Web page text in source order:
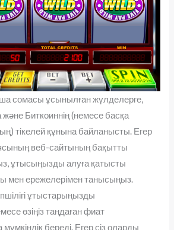
сомасы ұсынылған жүлделерге,
және Биткоиннің (немесе басқа
тікелей құнына байланысты. Егер
веб-сайтының бақытты
ұтысыңызды алуға қатысты
мен ережелерімен танысыңыз.
ұтыстарыңызды
өзіңіз таңдаған фиат
береді. Егер сіз оларды